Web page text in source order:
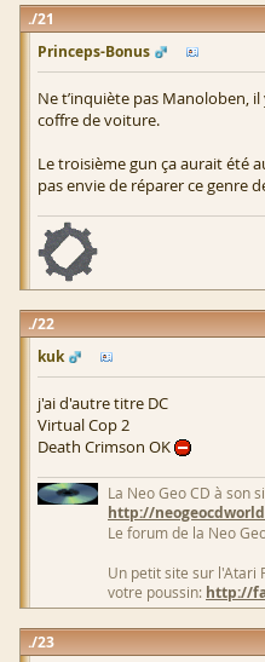
21
Princeps-Bonus
Ne t’inquiète pas Manoloben,
coffre de voiture.
Le troisième gun ça aurait été
pas envie de réparer ce genre
22
kuk
j'ai d'autre titre DC
Virtual Cop 2
Death Crimson OK
La Neo Geo CD à son
http://
Le forum de la Neo
Un petit site sur l'Atari
votre poussin: http://
23